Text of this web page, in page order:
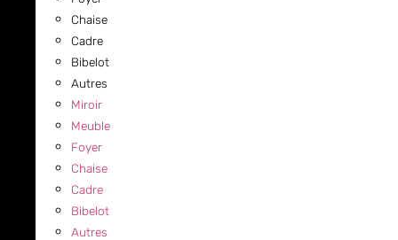
Chaise
Cadre
Bibelot
Autres
Miroir
Meuble
Foyer
Chaise
Cadre
Bibelot
Autres